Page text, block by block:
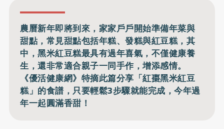
農曆新年即將到來，家家戶戶開始準備年菜與
甜點，常見甜點包括年糕、發糕與紅豆糕，其
中，黑米紅豆糕最具有過年喜氣，不僅健康養
生，還非常適合親子一同手作，增添感情。
《優活健康網》特摘此篇分享「紅棗黑米紅豆
糕」的食譜，只要輕鬆3步驟就能完成，今年過
年一起圓滿香甜！